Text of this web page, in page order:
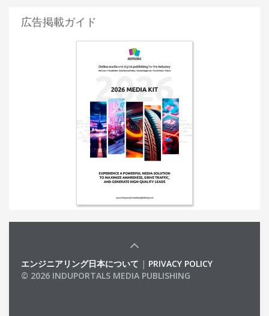
広告掲載ガイド
エンジニアリング日本について | PRIVACY POLICY
© 2026 INDUPORTALS MEDIA PUBLISHING